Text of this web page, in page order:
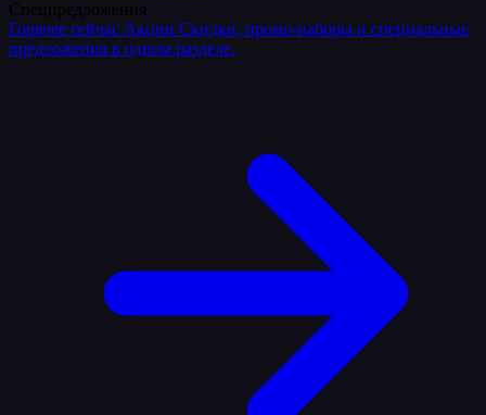
Горячее сейчас Акции Скидки, промо-наборы и специальные
предложения в одном разделе.